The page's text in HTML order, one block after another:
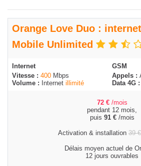
Orange Love Duo :
Mobile Unlimited
Internet
Vitesse : 400 Mbps
Volume : Internet illimité
GSM
Appels :
Data 4G :
72 € /mois
pendant 12 mois,
puis 91 €/mois
Activation & installation 39€
Délais moyen actuel de
12 jours ouvrables